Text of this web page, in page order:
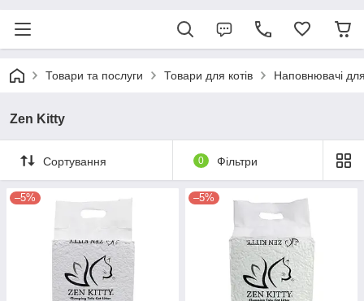
Товари та послуги Товари для котів Наповнювачі
Zen Kitty
Сортування 0 Фільтри
–5% –5%